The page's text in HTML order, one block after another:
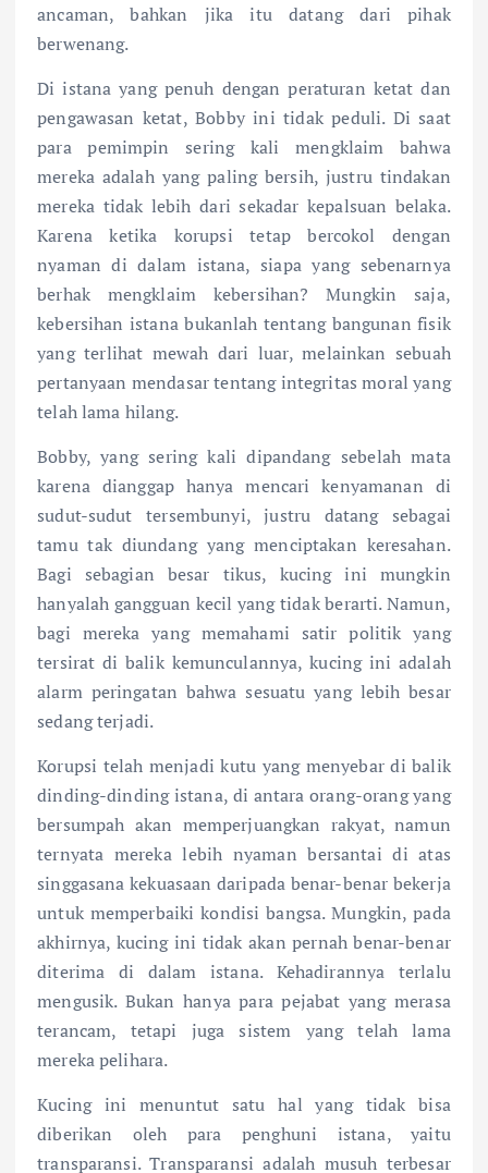
ancaman, bahkan jika itu datang dari pihak
berwenang.
Di istana yang penuh dengan peraturan ketat dan
pengawasan ketat, Bobby ini tidak peduli. Di saat
para pemimpin sering kali mengklaim bahwa
mereka adalah yang paling bersih, justru tindakan
mereka tidak lebih dari sekadar kepalsuan belaka.
Karena ketika korupsi tetap bercokol dengan
nyaman di dalam istana, siapa yang sebenarnya
berhak mengklaim kebersihan? Mungkin saja,
kebersihan istana bukanlah tentang bangunan fisik
yang terlihat mewah dari luar, melainkan sebuah
pertanyaan mendasar tentang integritas moral yang
telah lama hilang.
Bobby, yang sering kali dipandang sebelah mata
karena dianggap hanya mencari kenyamanan di
sudut-sudut tersembunyi, justru datang sebagai
tamu tak diundang yang menciptakan keresahan.
Bagi sebagian besar tikus, kucing ini mungkin
hanyalah gangguan kecil yang tidak berarti. Namun,
bagi mereka yang memahami satir politik yang
tersirat di balik kemunculannya, kucing ini adalah
alarm peringatan bahwa sesuatu yang lebih besar
sedang terjadi.
Korupsi telah menjadi kutu yang menyebar di balik
dinding-dinding istana, di antara orang-orang yang
bersumpah akan memperjuangkan rakyat, namun
ternyata mereka lebih nyaman bersantai di atas
singgasana kekuasaan daripada benar-benar bekerja
untuk memperbaiki kondisi bangsa. Mungkin, pada
akhirnya, kucing ini tidak akan pernah benar-benar
diterima di dalam istana. Kehadirannya terlalu
mengusik. Bukan hanya para pejabat yang merasa
terancam, tetapi juga sistem yang telah lama
mereka pelihara.
Kucing ini menuntut satu hal yang tidak bisa
diberikan oleh para penghuni istana, yaitu
transparansi. Transparansi adalah musuh terbesar